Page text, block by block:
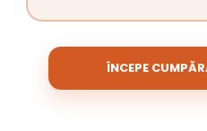
ÎNCEPE